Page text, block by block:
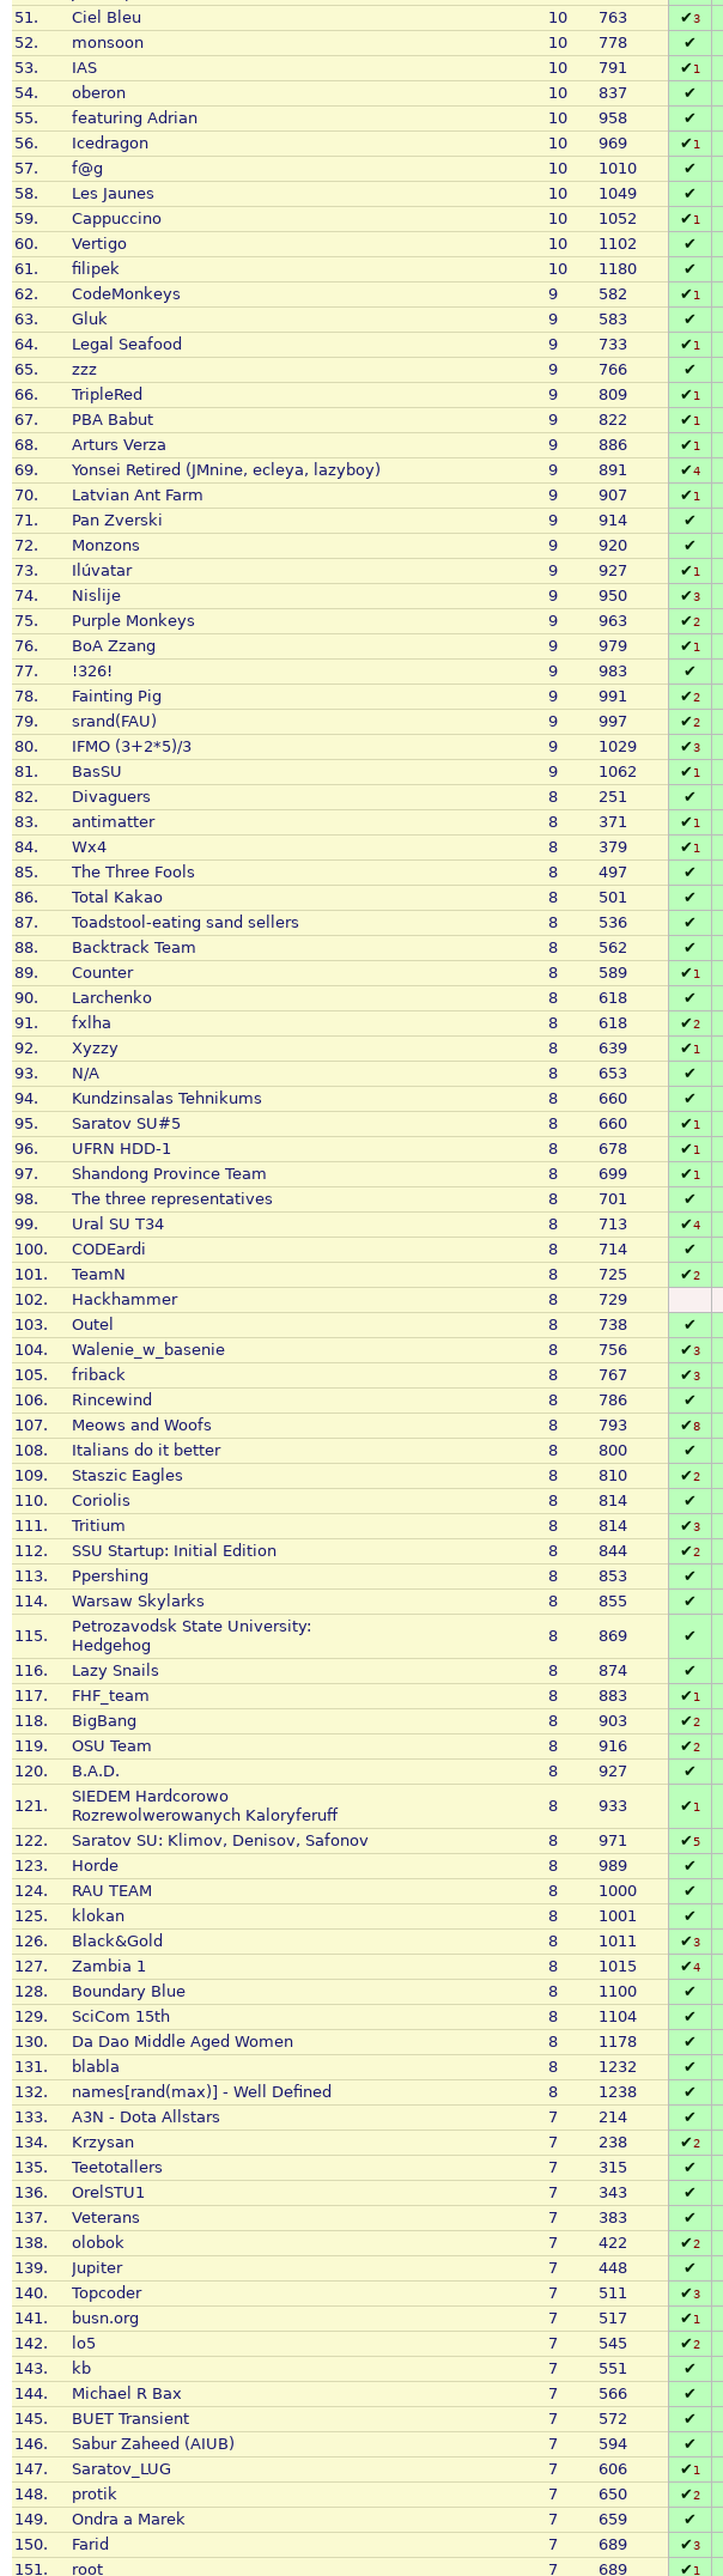
51.
Ciel Bleu 10 763 ✔3
52. monsoon 10 778 ✔
53. IAS 10 791 ✔1
54.
oberon 10 837 ✔
55. featuring Adrian 10 958 ✔
56.
Icedragon 10 969 ✔1
57.
f@g 10 1010 ✔
58. Les Jaunes 10 1049 ✔
59. Cappuccino 10 1052 ✔1
60. Vertigo 10 1102 ✔
61. filipek 10 1180 ✔
62.
CodeMonkeys 9 582 ✔1
63. Gluk 9 583 ✔
64. Legal Seafood 9 733 ✔1
65. zzz 9 766 ✔
66.
TripleRed 9 809 ✔1
67. PBA Babut 9 822 ✔1
68.
Arturs Verza 9 886 ✔1
69.
Yonsei Retired (JMnine, ecleya, lazyboy) 9 891 ✔4
70. Latvian Ant Farm 9 907 ✔1
71.
Pan Zverski 9 914 ✔
72.
Monzons 9 920 ✔
73.
Ilúvatar 9 927 ✔1
74. Nislije 9 950 ✔3
75.
Purple Monkeys 9 963 ✔2
76. BoA Zzang 9 979 ✔1
77. !326! 9 983 ✔
78.
Fainting Pig 9 991 ✔2
79. srand(FAU) 9 997 ✔2
80. IFMO (3+2*5)/3 9 1029 ✔3
81.
BasSU 9 1062 ✔1
82. Divaguers 8 251 ✔
83. antimatter 8 371 ✔1
84.
Wx4 8 379 ✔1
85. The Three Fools 8 497 ✔
86.
Total Kakao 8 501 ✔
87.
Toadstool-eating sand sellers 8 536 ✔
88. Backtrack Team 8 562 ✔
89. Counter 8 589 ✔1
90.
Larchenko 8 618 ✔
91. fxlha 8 618 ✔2
92.
Xyzzy 8 639 ✔1
93. N/A 8 653 ✔
94. Kundzinsalas Tehnikums 8 660 ✔
95. Saratov SU#5 8 660 ✔1
96. UFRN HDD-1 8 678 ✔1
97. Shandong Province Team 8 699 ✔1
98. The three representatives 8 701 ✔
99.
Ural SU T34 8 713 ✔4
100.
CODEardi 8 714 ✔
101.
TeamN 8 725 ✔2
102.
Hackhammer 8 729
103.
Outel 8 738 ✔
104.
Walenie_w_basenie 8 756 ✔3
105.
friback 8 767 ✔3
106. Rincewind 8 786 ✔
107. Meows and Woofs 8 793 ✔8
108. Italians do it better 8 800 ✔
109. Staszic Eagles 8 810 ✔2
110. Coriolis 8 814 ✔
111.
Tritium 8 814 ✔3
112. SSU Startup: Initial Edition 8 844 ✔2
113.
Ppershing 8 853 ✔
114. Warsaw Skylarks 8 855 ✔
115.
Petrozavodsk State University:
Hedgehog
8 869 ✔
116. Lazy Snails 8 874 ✔
117.
FHF_team 8 883 ✔1
118.
BigBang 8 903 ✔2
119.
OSU Team 8 916 ✔2
120.
B.A.D. 8 927 ✔
121.
SIEDEM Hardcorowo
Rozrewolwerowanych Kaloryferuff
8 933 ✔1
122. Saratov SU: Klimov, Denisov, Safonov 8 971 ✔5
123. Horde 8 989 ✔
124.
RAU TEAM 8 1000 ✔
125. klokan 8 1001 ✔
126. Black&Gold 8 1011 ✔3
127.
Zambia 1 8 1015 ✔4
128. Boundary Blue 8 1100 ✔
129. SciCom 15th 8 1104 ✔
130. Da Dao Middle Aged Women 8 1178 ✔
131. blabla 8 1232 ✔
132.
names[rand(max)] - Well Defined 8 1238 ✔
133. A3N - Dota Allstars 7 214 ✔
134.
Krzysan 7 238 ✔2
135. Teetotallers 7 315 ✔
136. OrelSTU1 7 343 ✔
137. Veterans 7 383 ✔
138.
olobok 7 422 ✔2
139. Jupiter 7 448 ✔
140. Topcoder 7 511 ✔3
141. busn.org 7 517 ✔1
142. lo5 7 545 ✔2
143. kb 7 551 ✔
144. Michael R Bax 7 566 ✔
145.
BUET Transient 7 572 ✔
146. Sabur Zaheed (AIUB) 7 594 ✔
147.
Saratov_LUG 7 606 ✔1
148. protik 7 650 ✔2
149. Ondra a Marek 7 659 ✔
150.
Farid 7 689 ✔3
151.
root 7 689 ✔1